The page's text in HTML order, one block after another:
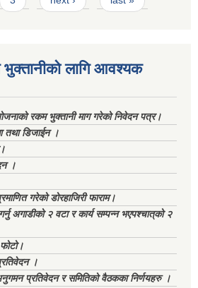
भुक्तानीको लागि आवश्यक
रकम भुक्तानी माग गरेको निवेदन पत्र।
तथा डिजाईन ।
।
गरेको डोरहाजिरी फाराम।
अगाडीको २ वटा र कार्य सम्पन्न भएपश्चात्‌को २
।
प्रतिवेदन र समितिको वैठकका निर्णयहरु ।